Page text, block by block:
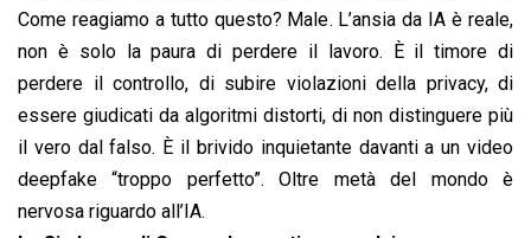
Come reagiamo a tutto questo? Male. L’ansia da IA è reale,
non è solo la paura di perdere il lavoro. È il timore di
perdere il controllo, di subire violazioni della privacy, di
essere giudicati da algoritmi distorti, di non distinguere più
il vero dal falso. È il brivido inquietante davanti a un video
deepfake “troppo perfetto”. Oltre metà del mondo è
nervosa riguardo all’IA.